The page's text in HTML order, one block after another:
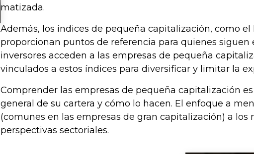
matizada.
Además, los índices de pequeña capitalización, como el
proporcionan puntos de referencia para quienes
inversores acceden a las empresas de pequeña
vinculados a estos índices para diversificar y limitar la
Comprender las empresas de pequeña capitalización
general de su cartera y cómo lo hacen. El enfoque a
(comunes en las empresas de gran capitalización) a
perspectivas sectoriales.